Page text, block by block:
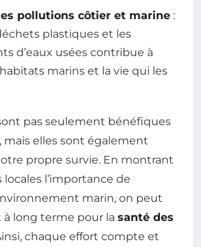
pollutions côtier et marine :
plastiques et les
d’eaux usées contribue à
marins et la vie qui les
pas seulement bénéfiques
mais elles sont également
propre survie. En montrant
l’importance de
marin, on peut
long terme pour la santé des
chaque effort compte et